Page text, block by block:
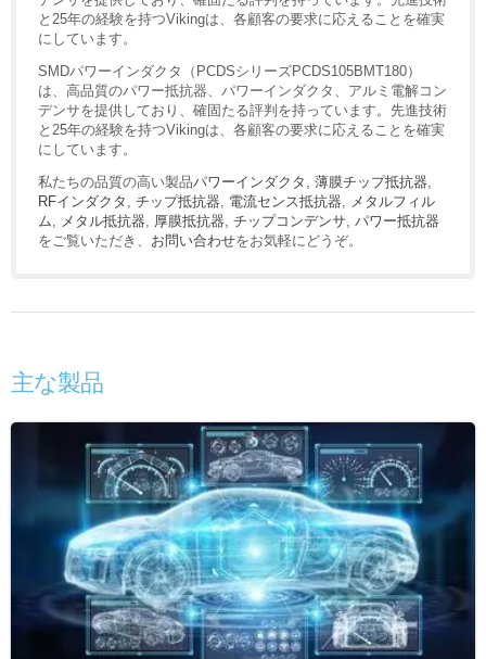
と25年の経験を持つVikingは、各顧客の要求に応えることを確実
にしています。
SMDパワーインダクタ（PCDSシリーズPCDS105BMT180）
は、高品質のパワー抵抗器、パワーインダクタ、アルミ電解コン
デンサを提供しており、確固たる評判を持っています。先進技術
と25年の経験を持つVikingは、各顧客の要求に応えることを確実
にしています。
私たちの品質の高い製品パワーインダクタ , 薄膜チップ抵抗器,
RFインダクタ , チップ抵抗器, 電流センス抵抗器, メタルフィル
ム, メタル抵抗器, 厚膜抵抗器, チップコンデンサ, パワー抵抗器
をご覧いただき、 お問い合わせをお気軽にどうぞ。
主な製品